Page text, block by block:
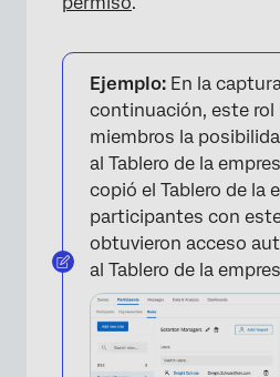
Ejemplo: En la
continuación, este rol
miembros la
al Tablero de la
copió el Tablero de la
participantes con
obtuvieron acceso
al Tablero de la